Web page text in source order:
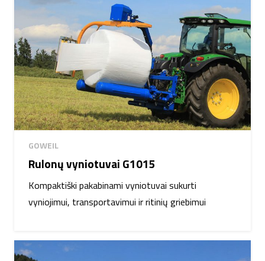
GOWEIL
Rulonų vyniotuvai G1015
Kompaktiški pakabinami vyniotuvai sukurti
vyniojimui, transportavimui ir ritinių griebimui